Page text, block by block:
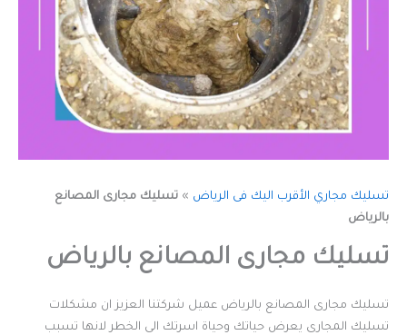
تسليك مجاري الأقرب اليك فى الرياض » تسليك مجارى المصانع
بالرياض
تسليك مجارى المصانع بالرياض
تسليك مجارى المصانع بالرياض عميل شركتنا العزيز ان مشكلات
تسليك المجارى يعرض حياتك وحياة اسرتك الى الخطر لانها تسبب